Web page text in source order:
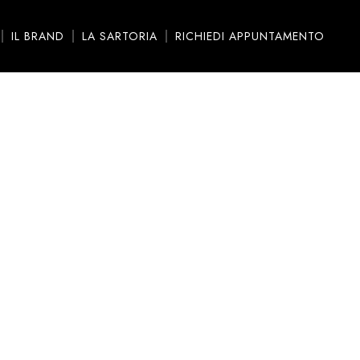
IL BRAND LA SARTORIA RICHIEDI APPUNTAMENTO